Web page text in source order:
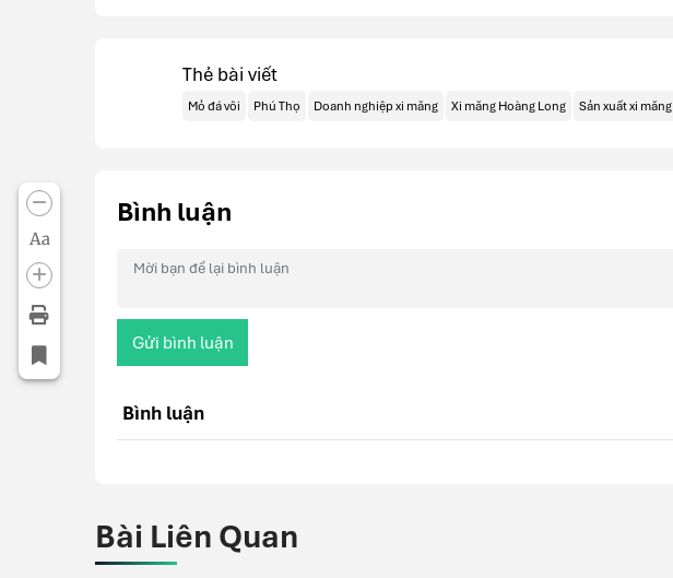
Aa
Thẻ bài viết
Mỏ đá vôi Phú Thọ Doanh nghiệp xi măng Xi măng Hoàng Long Sản xuất xi măng
Bình luận
Gửi bình luận
Bình luận
Bài Liên Quan